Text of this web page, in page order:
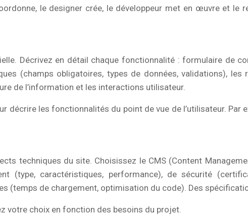
le designer crée, le développeur met en œuvre et le
Décrivez en détail chaque fonctionnalité : formulaire de
(champs obligatoires, types de données, validations),
de l’information et les interactions utilisateur.
décrire les fonctionnalités du point de vue de l’utilisateur. Par
techniques du site. Choisissez le CMS (Content
(type, caractéristiques, performance), de sécurité
(temps de chargement, optimisation du code). Des
votre choix en fonction des besoins du projet.